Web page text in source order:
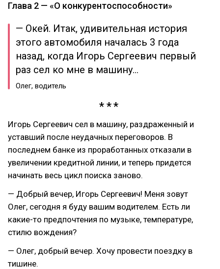
Глава 2 — «О конкурентоспособности»
— Окей. Итак, удивительная история
этого автомобиля началась 3 года
назад, когда Игорь Сергеевич первый
раз сел ко мне в машину…
Олег, водитель
Игорь Сергеевич сел в машину, раздраженный и
уставший после неудачных переговоров. В
последнем банке из проработанных отказали в
увеличении кредитной линии, и теперь придется
начинать весь цикл поиска заново.
— Добрый вечер, Игорь Сергеевич! Меня зовут
Олег, сегодня я буду вашим водителем. Есть ли
какие-то предпочтения по музыке, температуре,
стилю вождения?
— Олег, добрый вечер. Хочу провести поездку в
тишине.